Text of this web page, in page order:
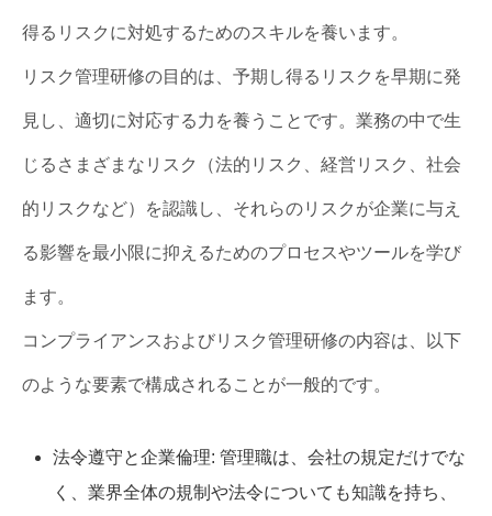
得るリスクに対処するためのスキルを養います。
リスク管理研修の目的は、予期し得るリスクを早期に発
見し、適切に対応する力を養うことです。業務の中で生
じるさまざまなリスク（法的リスク、経営リスク、社会
的リスクなど）を認識し、それらのリスクが企業に与え
る影響を最小限に抑えるためのプロセスやツールを学び
ます。
コンプライアンスおよびリスク管理研修の内容は、以下
のような要素で構成されることが一般的です。
法令遵守と企業倫理: 管理職は、会社の規定だけでな
く、業界全体の規制や法令についても知識を持ち、